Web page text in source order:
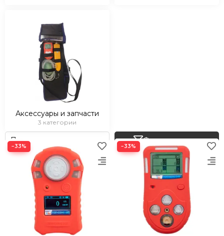
Аксессуары и запчасти
3 категории
Фильтр товаров
−33% −33%